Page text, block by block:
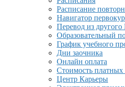
Расписание
Навигатор
Перевод из другого
Образовательный
График учебного
Дни заочника
Онлайн оплата
Стоимость платных
Центр Карьеры